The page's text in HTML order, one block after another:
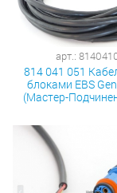
арт.:
814 041 051
блоками EBS
(Мастер-